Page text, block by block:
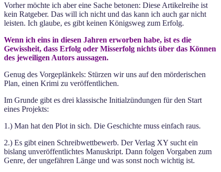
Vorher möchte ich aber eine Sache betonen: Diese Artikelreihe ist
kein Ratgeber. Das will ich nicht und das kann ich auch gar nicht
leisten. Ich glaube, es gibt keinen Königsweg zum Erfolg.
Wenn ich eins in diesen Jahren erworben habe, ist es die
Gewissheit, dass Erfolg oder Misserfolg nichts über das Können
des jeweiligen Autors aussagen.
Genug des Vorgeplänkels: Stürzen wir uns auf den mörderischen
Plan, einen Krimi zu veröffentlichen.
Im Grunde gibt es drei klassische Initialzündungen für den Start
eines Projekts:
1.) Man hat den Plot in sich. Die Geschichte muss einfach raus.
2.) Es gibt einen Schreibwettbewerb. Der Verlag XY sucht ein
bislang unveröffentlichtes Manuskript. Dann folgen Vorgaben zum
Genre, der ungefähren Länge und was sonst noch wichtig ist.